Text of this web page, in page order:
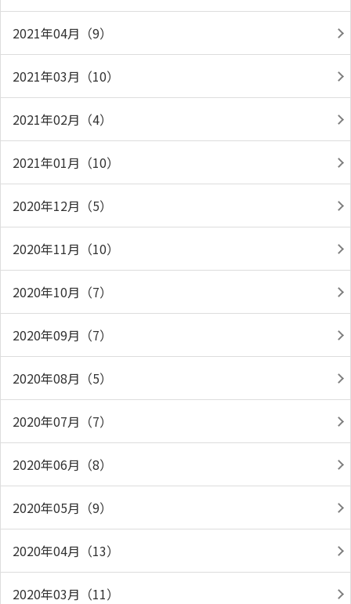
2021年04月（9）
2021年03月（10）
2021年02月（4）
2021年01月（10）
2020年12月（5）
2020年11月（10）
2020年10月（7）
2020年09月（7）
2020年08月（5）
2020年07月（7）
2020年06月（8）
2020年05月（9）
2020年04月（13）
2020年03月（11）